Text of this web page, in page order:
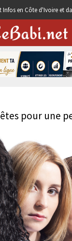
Infos en Côte d'Ivoire et
pour une